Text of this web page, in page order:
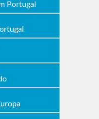
Portugal